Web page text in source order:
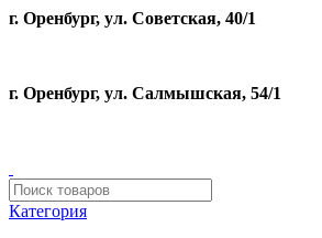
г. Оренбург, ул. Советская, 40/1
г. Оренбург, ул. Салмышская, 54/1
Категория